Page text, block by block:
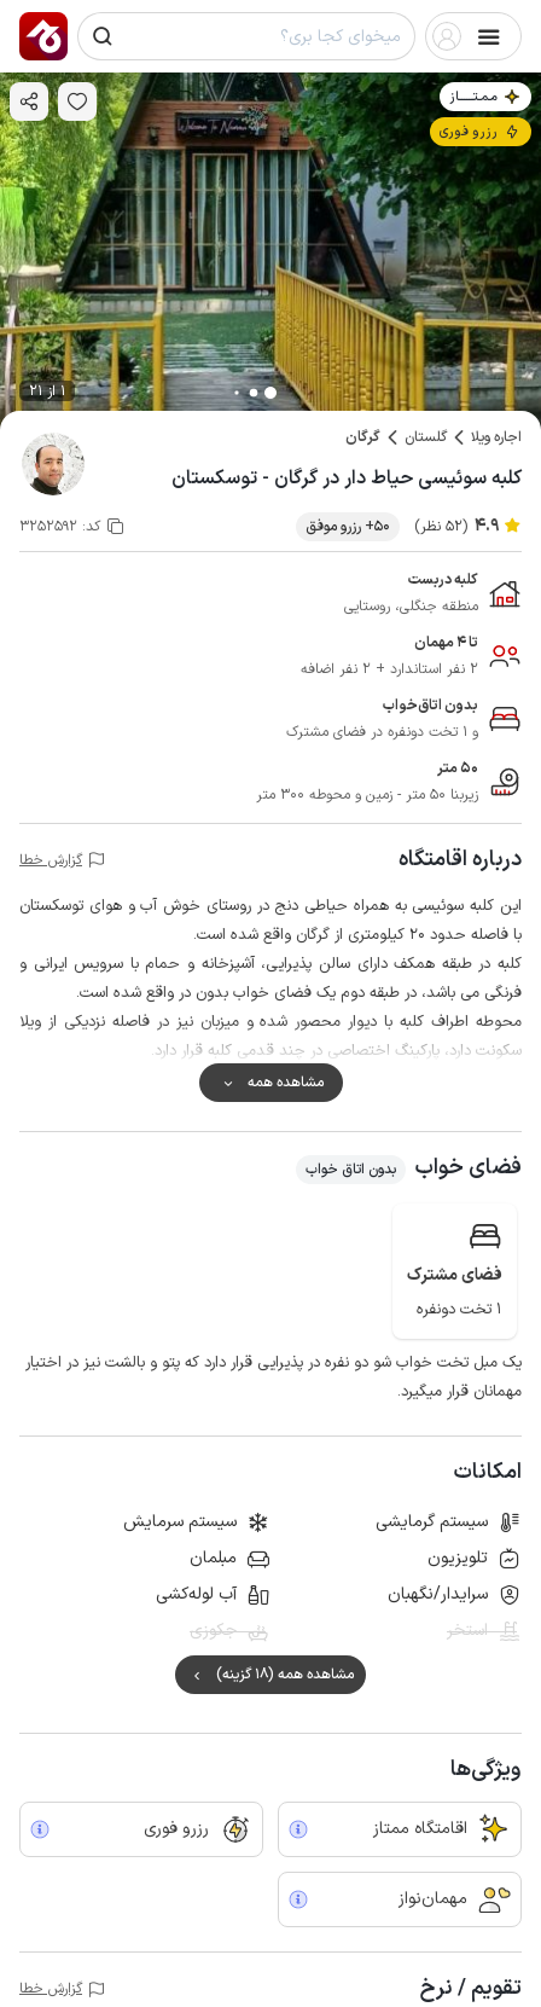
مـمـتــــــاز
رزرو فوری
1 از 21
اجاره ویلا گلستان گرگان
کلبه سوئیسی حیاط دار در گرگان - توسکستان
4.9 (52 نظر) 50+ رزرو موفق کد: 3252592
کلبه دربست
منطقه جنگلی، روستایی
تا 4 مهمان
2 نفر استاندارد + 2 نفر اضافه
بدون اتاق‌خواب
و 1 تخت دونفره در فضای مشترک
50 متر
زیربنا 50 متر - زمین و محوطه 300 متر
درباره اقامتگاه گزارش خطا
این کلبه سوئیسی به همراه حیاطی دنج در روستای خوش آب و هوای توسکستان
با فاصله حدود 20 کیلومتری از گرگان واقع شده است.
کلبه در طبقه همکف دارای سالن پذیرایی، آشپزخانه و حمام با سرویس ایرانی و
فرنگی می باشد، در طبقه دوم یک فضای خواب بدون در واقع شده است.
محوطه اطراف کلبه با دیوار محصور شده و میزبان نیز در فاصله نزدیکی از ویلا
سکونت دارد، پارکینگ اختصاصی در چند قدمی کلبه قرار دارد.
همچنین سوخت اقامتگاه از طریق کپسول گاز مایع تامین می گردد
حدود 3 کیلومتر می باشد.
کیفیت پوشش شبکه تلفن همراه برای اپراتور همراه اول در مکالمه خوب و
اختلال همراه است.
لازم به ذکر است حدود 100 متر مسیر دسترسی به صورت جاده خاکی می باشد.
مشاهده همه
فضای خواب بدون اتاق خواب
فضای مشترک
1 تخت دونفره
یک مبل تخت خواب شو دو نفره در پذیرایی قرار دارد که پتو و بالشت نیز در اختیار
مهمانان قرار میگیرد.
امکانات
سیستم گرمایشی
سیستم سرمایش
تلویزیون
مبلمان
سرایدار/نگهبان
آب لوله‌کشی
استخر
جکوزی
مشاهده همه (18 گزینه)
ویژگی‌ها
اقامتگاه ممتاز رزرو فوری
مهمان‌نواز
تقویم / نرخ گزارش خطا